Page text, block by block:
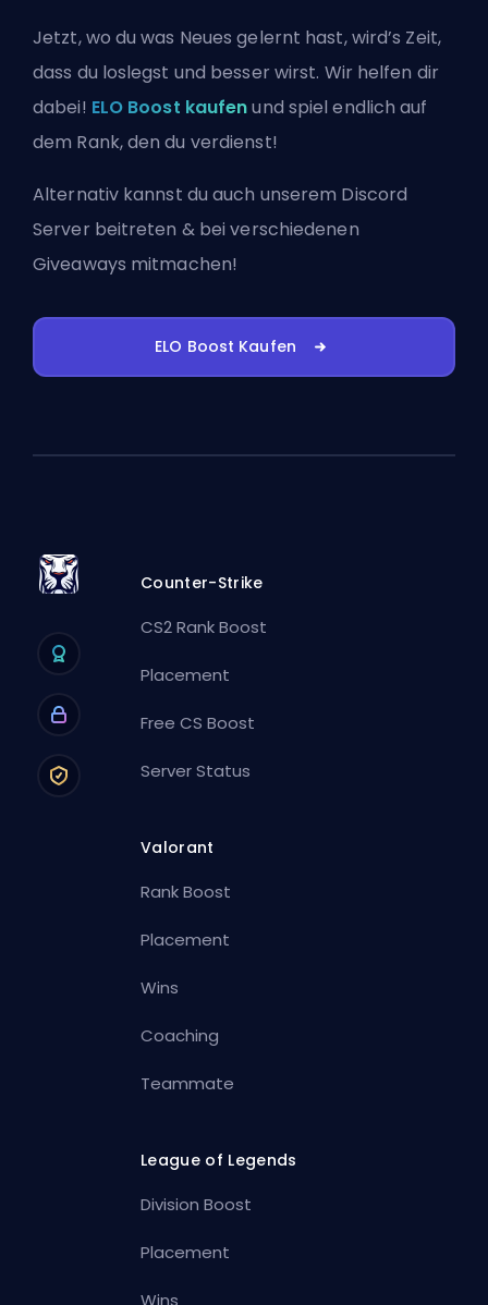
Jetzt, wo du was Neues gelernt hast, wird’s Zeit,
dass du loslegst und besser wirst. Wir helfen dir
dabei! ELO Boost kaufenund spiel endlich auf
dem Rank, den du verdienst!
Alternativ kannst du auch unserem Discord
Server beitreten & bei verschiedenen
Giveaways mitmachen!
ELO Boost Kaufen
Counter-Strike
CS2 Rank Boost
Placement
Free CS Boost
Server Status
Valorant
Rank Boost
Placement
Wins
Coaching
Teammate
League of Legends
Division Boost
Placement
Wins